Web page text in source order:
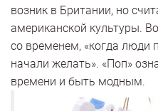
возник в Британии, но
американской культуры.
со временем, «когда люди
начали желать». «Поп»
времени и быть модным.